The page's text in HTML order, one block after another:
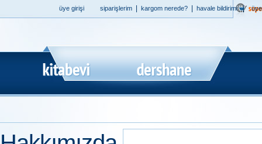
üye girişi siparişlerim| kargom nerede?| havale bildirimi|